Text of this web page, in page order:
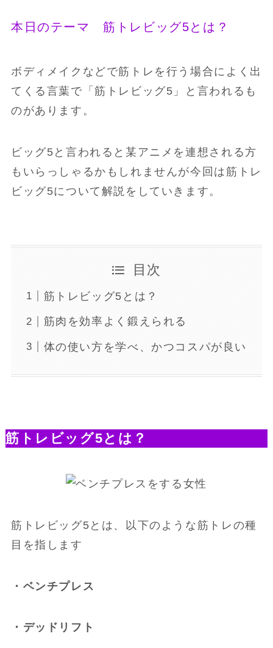
本日のテーマ 筋トレビッグ5とは？
ボディメイクなどで筋トレを行う場合によく出
てくる言葉で「筋トレビッグ5」と言われるも
のがあります。
ビッグ5と言われると某アニメを連想される方
もいらっしゃるかもしれませんが今回は筋トレ
ビッグ5について解説をしていきます。
目次
筋トレビッグ5とは？
筋肉を効率よく鍛えられる
体の使い方を学べ、かつコスパが良い
筋トレビッグ5とは？
筋トレビッグ5とは、以下のような筋トレの種
目を指します
・ベンチプレス
・デッドリフト